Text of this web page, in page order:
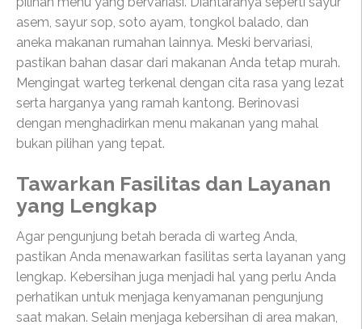
asem, sayur sop, soto ayam, tongkol balado, dan
aneka makanan rumahan lainnya. Meski bervariasi,
pastikan bahan dasar dari makanan Anda tetap murah.
Mengingat warteg terkenal dengan cita rasa yang lezat
serta harganya yang ramah kantong. Berinovasi
dengan menghadirkan menu makanan yang mahal
bukan pilihan yang tepat.
Tawarkan Fasilitas dan Layanan
yang Lengkap
Agar pengunjung betah berada di warteg Anda,
pastikan Anda menawarkan fasilitas serta layanan yang
lengkap. Kebersihan juga menjadi hal yang perlu Anda
perhatikan untuk menjaga kenyamanan pengunjung
saat makan. Selain menjaga kebersihan di area makan,